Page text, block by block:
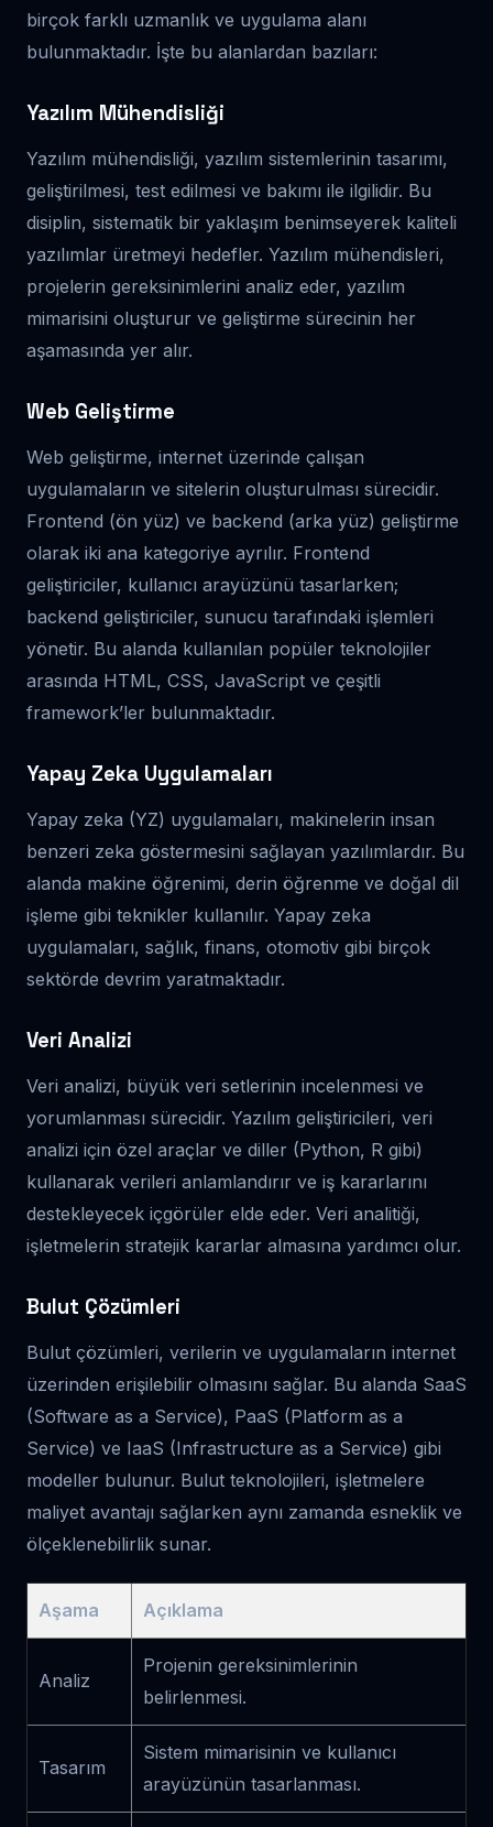
birçok farklı uzmanlık ve uygulama alanı
bulunmaktadır. İşte bu alanlardan bazıları:
Yazılım Mühendisliği
Yazılım mühendisliği, yazılım sistemlerinin tasarımı,
geliştirilmesi, test edilmesi ve bakımı ile ilgilidir. Bu
disiplin, sistematik bir yaklaşım benimseyerek kaliteli
yazılımlar üretmeyi hedefler. Yazılım mühendisleri,
projelerin gereksinimlerini analiz eder, yazılım
mimarisini oluşturur ve geliştirme sürecinin her
aşamasında yer alır.
Web Geliştirme
Web geliştirme, internet üzerinde çalışan
uygulamaların ve sitelerin oluşturulması sürecidir.
Frontend (ön yüz) ve backend (arka yüz) geliştirme
olarak iki ana kategoriye ayrılır. Frontend
geliştiriciler, kullanıcı arayüzünü tasarlarken;
backend geliştiriciler, sunucu tarafındaki işlemleri
yönetir. Bu alanda kullanılan popüler teknolojiler
arasında HTML, CSS, JavaScript ve çeşitli
framework’ler bulunmaktadır.
Yapay Zeka Uygulamaları
Yapay zeka (YZ) uygulamaları, makinelerin insan
benzeri zeka göstermesini sağlayan yazılımlardır. Bu
alanda makine öğrenimi, derin öğrenme ve doğal dil
işleme gibi teknikler kullanılır. Yapay zeka
uygulamaları, sağlık, finans, otomotiv gibi birçok
sektörde devrim yaratmaktadır.
Veri Analizi
Veri analizi, büyük veri setlerinin incelenmesi ve
yorumlanması sürecidir. Yazılım geliştiricileri, veri
analizi için özel araçlar ve diller (Python, R gibi)
kullanarak verileri anlamlandırır ve iş kararlarını
destekleyecek içgörüler elde eder. Veri analitiği,
işletmelerin stratejik kararlar almasına yardımcı olur.
Bulut Çözümleri
Bulut çözümleri, verilerin ve uygulamaların internet
üzerinden erişilebilir olmasını sağlar. Bu alanda SaaS
(Software as a Service), PaaS (Platform as a
Service) ve IaaS (Infrastructure as a Service) gibi
modeller bulunur. Bulut teknolojileri, işletmelere
maliyet avantajı sağlarken aynı zamanda esneklik ve
ölçeklenebilirlik sunar.
Aşama Açıklama
Analiz
Projenin gereksinimlerinin
belirlenmesi.
Tasarım
Sistem mimarisinin ve kullanıcı
arayüzünün tasarlanması.